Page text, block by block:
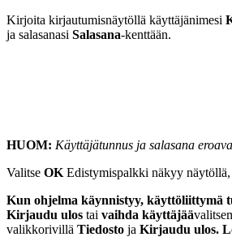
Kirjoita kirjautumisnäytöllä käyttäjänimesi
ja salasanasi Salasana-kenttään.
HUOM: Käyttäjätunnus ja salasana
Valitse OK Edistymispalkki näkyy
Kun ohjelma käynnistyy, käyttöliittymä
Kirjaudu ulos tai vaihda käyttäjää
valikkorivillä Tiedosto ja Kirjaudu ulos.